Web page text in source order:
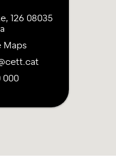
126 08035
Maps
000